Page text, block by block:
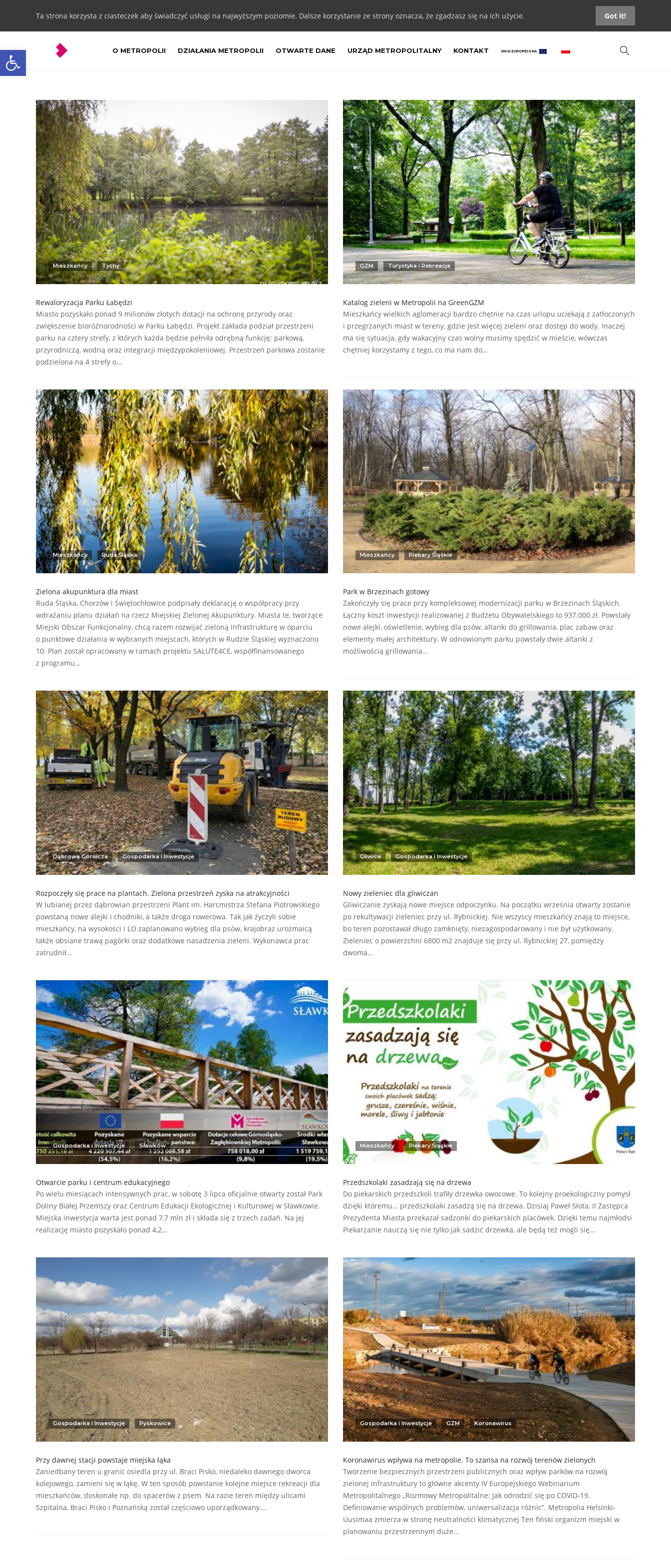
Otwórz pasek narzędzi
Ta strona korzysta z ciasteczek aby świadczyć usługi na najwyższym poziomie. Dalsze korzystanie ze strony oznacza, że zgadzasz się na ich użycie. Got it!
O METROPOLII DZIAŁANIA METROPOLII OTWARTE DANE URZĄD METROPOLITALNY KONTAKT UNIA EUROPEJSKA
Mieszkańcy Tychy
Rewaloryzacja Parku Łabędzi
Miasto pozyskało ponad 9 milionów złotych dotacji na ochronę przyrody oraz
zwiększenie bioróżnorodności w Parku Łabędzi. Projekt zakłada podział przestrzeni
parku na cztery strefy, z których każda będzie pełniła odrębną funkcję: parkową,
przyrodniczą, wodną oraz integracji międzypokoleniowej. Przestrzeń parkowa zostanie
podzielona na 4 strefy o…
GZM Turystyka i Rekreacja
Katalog zieleni w Metropolii na GreenGZM
Mieszkańcy wielkich aglomeracji bardzo chętnie na czas urlopu uciekają z zatłoczonych
i przegrzanych miast w tereny, gdzie jest więcej zieleni oraz dostęp do wody. Inaczej
ma się sytuacja, gdy wakacyjny czas wolny musimy spędzić w mieście, wówczas
chętniej korzystamy z tego, co ma nam do…
Mieszkańcy Ruda Śląska
Zielona akupunktura dla miast
Ruda Śląska, Chorzów i Świętochłowice podpisały deklarację o współpracy przy
wdrażaniu planu działań na rzecz Miejskiej Zielonej Akupunktury. Miasta te, tworzące
Miejski Obszar Funkcjonalny, chcą razem rozwijać zieloną infrastrukturę w oparciu
o punktowe działania w wybranych miejscach, których w Rudzie Śląskiej wyznaczono
10. Plan został opracowany w ramach projektu SALUTE4CE, współfinansowanego
z programu…
Mieszkańcy Piekary Śląskie
Park w Brzezinach gotowy
Zakończyły się prace przy kompleksowej modernizacji parku w Brzezinach Śląskich.
Łączny koszt inwestycji realizowanej z Budżetu Obywatelskiego to 937.000 zł. Powstały
nowe alejki, oświetlenie, wybieg dla psów, altanki do grillowania, plac zabaw oraz
elementy małej architektury. W odnowionym parku powstały dwie altanki z
możliwością grillowania…
Dąbrowa Górnicza Gospodarka i Inwestycje
Rozpoczęły się prace na plantach. Zielona przestrzeń zyska na atrakcyjności
W lubianej przez dąbrowian przestrzeni Plant im. Harcmistrza Stefana Piotrowskiego
powstaną nowe alejki i chodniki, a także droga rowerowa. Tak jak życzyli sobie
mieszkańcy, na wysokości I LO zaplanowano wybieg dla psów, krajobraz urozmaicą
także obsiane trawą pagórki oraz dodatkowe nasadzenia zieleni. Wykonawca prac
zatrudnił…
Gliwice Gospodarka i Inwestycje
Nowy zieleniec dla gliwiczan
Gliwiczanie zyskają nowe miejsce odpoczynku. Na początku września otwarty zostanie
po rekultywacji zieleniec przy ul. Rybnickiej. Nie wszyscy mieszkańcy znają to miejsce,
bo teren pozostawał długo zamknięty, niezagospodarowany i nie był użytkowany.
Zieleniec o powierzchni 6800 m2 znajduje się przy ul. Rybnickiej 27, pomiędzy
dwoma…
Gospodarka i Inwestycje Sławków
Otwarcie parku i centrum edukacyjnego
Po wielu miesiącach intensywnych prac, w sobotę 3 lipca oficjalnie otwarty został Park
Doliny Białej Przemszy oraz Centrum Edukacji Ekologicznej i Kulturowej w Sławkowie.
Miejska inwestycja warta jest ponad 7,7 mln zł i składa się z trzech zadań. Na jej
realizację miasto pozyskało ponad 4,2…
Mieszkańcy Piekary Śląskie
Przedszkolaki zasadzają się na drzewa
Do piekarskich przedszkoli trafiły drzewka owocowe. To kolejny proekologiczny pomysł
dzięki któremu… przedszkolaki zasadzą się na drzewa. Dzisiaj Paweł Słota, II Zastępca
Prezydenta Miasta przekazał sadzonki do piekarskich placówek. Dzięki temu najmłodsi
Piekarzanie nauczą się nie tylko jak sadzić drzewka, ale będą też mogli się…
Gospodarka i Inwestycje Pyskowice
Przy dawnej stacji powstaje miejska łąka
Zaniedbany teren u granic osiedla przy ul. Braci Pisko, niedaleko dawnego dworca
kolejowego, zamieni się w łąkę. W ten sposób powstanie kolejne miejsce rekreacji dla
mieszkańców, doskonałe np. do spacerów z psem. Na razie teren między ulicami
Szpitalna, Braci Pisko i Poznańską został częściowo uporządkowany….
Gospodarka i Inwestycje GZM Koronawirus
Koronawirus wpływa na metropolie. To szansa na rozwój terenów zielonych
Tworzenie bezpiecznych przestrzeni publicznych oraz wpływ parków na rozwój
zielonej infrastruktury to główne akcenty IV Europejskiego Webinarium
Metropolitalnego „Rozmowy Metropolitalne: Jak odrodzić się po COVID-19.
Definiowanie wspólnych problemów, uniwersalizacja różnic”. Metropolia Helsinki-
Uusimaa zmierza w stronę neutralności klimatycznej Ten fiński organizm miejski w
planowaniu przestrzennym duże…